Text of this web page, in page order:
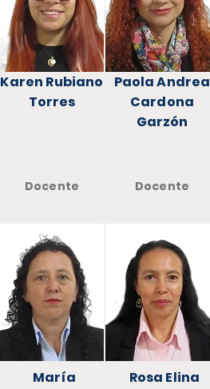
Karen Rubiano
Torres
Paola Andrea
Cardona
Garzón
Docente Docente
María
Rosa Elina